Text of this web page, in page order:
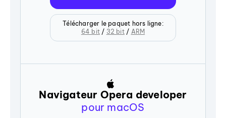
Télécharger le paquet hors ligne:
64 bit / 32 bit/ ARM
Navigateur Opera developer
pour macOS